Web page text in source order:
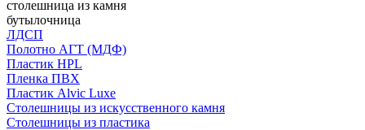
столешница из камня
бутылочница
ЛДСП
Полотно АГТ (МДФ)
Пластик HPL
Пленка ПВХ
Пластик Alvic Luxe
Столешницы из искусственного камня
Столешницы из пластика